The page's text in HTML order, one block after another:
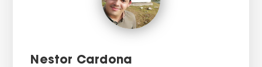
Nestor Cardona